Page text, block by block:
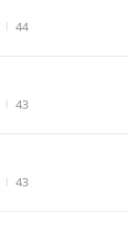
조회수
44
조회수
43
조회수
43